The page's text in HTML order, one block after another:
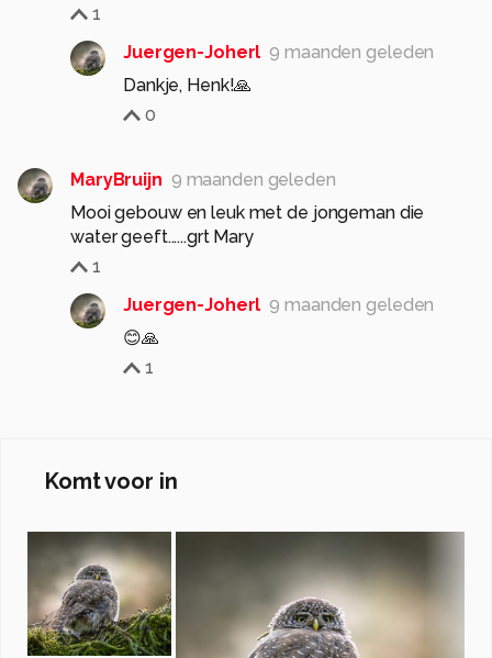
1
Juergen-Joherl 9 maanden geleden
Dankje, Henk!🙏
0
MaryBruijn 9 maanden geleden
Mooi gebouw en leuk met de jongeman die
water geeft......grt Mary
1
Juergen-Joherl 9 maanden geleden
😊🙏
1
Komt voor in